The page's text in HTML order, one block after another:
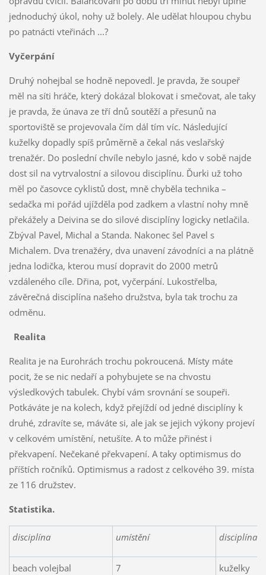
jednoduchý úkol, nohy už bolely. Ale udělat hloupou chybu
po patnácti vteřinách ...?
Vyčerpání
Druhý nohejbal se hodně nepovedl. Je pravda, že soupeř
měl na síti hráče, který dokázal blokovat i smečovat, ale taky
je pravda, že únava ze tří dnů soutěží a přesunů na
sportoviště se projevovala čím dál tím víc. Následující
kuželky dopadly spíš průměrně a čekal nás veslařský
trenažér. Do poslední chvíle nebylo jasné, kdo v sobě najde
dost sil na vytrvalostní a silovou disciplínu. Ďurki už toho
měl po časovce cyklistů dost, mně chyběla technika –
sedačka mi pořád ujížděla pod zadkem a vlastní nohy mně
překážely a Deivina se do silové disciplíny logicky netlačila.
Zbýval Pavel, Michal a Standa. Nakonec šel Pavel s
Michalem. Dva trenažéry, dva unavení závodníci a na plátně
jedna lodička, kterou musí dopravit do 2000 metrů
vzdáleného cíle. Dřina, pot, vyčerpání. Lukostřelba,
závěrečná disciplína našeho družstva, byla tak trochu za
odměnu.
Realita
Realita je na Eurohrách trochu pokroucená. Místy máte
pocit, že se nic nedaří a pohybujete se na chvostu
výsledkových tabulek. Chybí vám srovnání se soupeři.
Potkáváte je na kolech, když přejíždí od jedné disciplíny k
druhé, zdravíte se, máváte si, ale jak se jejich výkony projeví
v celkovém umístění, netušíte. A to může přinést i
překvapení. Nečekané překvapení. A taky optimismus do
příštích ročníků. Optimismus a radost z celkového 39. místa
ze 116 družstev.
Statistika.
disciplína umístění disciplína
beach volejbal 7 kuželky